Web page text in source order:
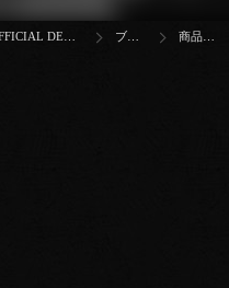
D.A.Dのアクセサリー･パーツはD.A.D OFFICIAL DEALER IKUMA ブログ 商品紹介